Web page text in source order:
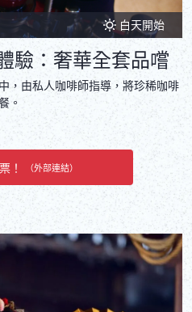
白天開始
驗：奢華全套品嚐
，由私人咖啡師指導，將珍稀咖啡
。
！ （外部連結）